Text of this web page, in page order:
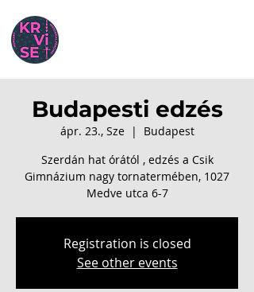
Budapesti edzés
ápr. 23., Sze
  |
Budapest
Szerdán hat órától , edzés a Csik
Gimnázium nagy tornatermében, 1027
Medve utca 6-7
Registration is closed
See other events